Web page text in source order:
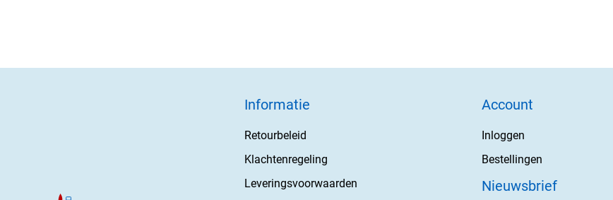
Informatie
Retourbeleid
Klachtenregeling
Leveringsvoorwaarden
Account
Inloggen
Bestellingen
Nieuwsbrief